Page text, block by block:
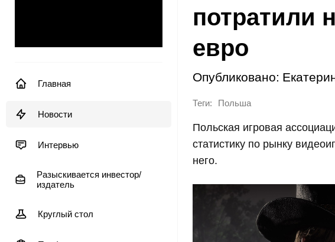
Главная
Новости
Интервью
Разыскивается инвестор/
издатель
Круглый стол
потратили
евро
Опубликовано:
Теги: Польша
Польская игровая
статистику по рынку
него.